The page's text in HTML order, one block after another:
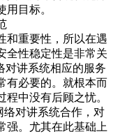
目标。
和重要性，所以在遇
全性稳定性是非常关
对讲系统‍相应的服务
有必要的。就根本而
中没有后顾之忧。
络对讲系统‍合作，对
强。尤其在此基础上